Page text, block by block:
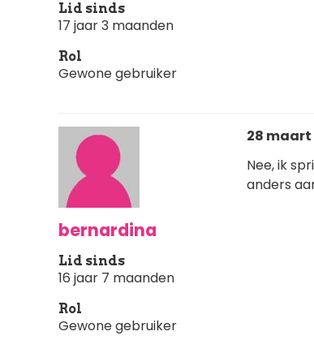
Lid sinds
17 jaar 3 maanden
Rol
Gewone gebruiker
bernardina
Lid sinds
16 jaar 7 maanden
Rol
Gewone gebruiker
28 maart
Nee, ik
anders